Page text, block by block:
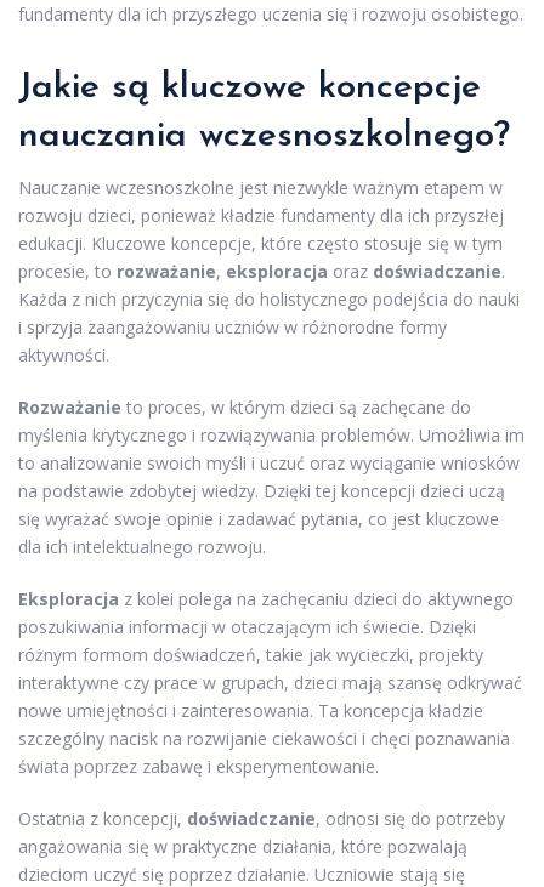
fundamenty dla ich przyszłego uczenia się i rozwoju osobistego.
Jakie są kluczowe koncepcje
nauczania wczesnoszkolnego?
Nauczanie wczesnoszkolne jest niezwykle ważnym etapem w
rozwoju dzieci, ponieważ kładzie fundamenty dla ich przyszłej
edukacji. Kluczowe koncepcje, które często stosuje się w tym
procesie, to rozważanie, eksploracja oraz doświadczanie.
Każda z nich przyczynia się do holistycznego podejścia do nauki
i sprzyja zaangażowaniu uczniów w różnorodne formy
aktywności.
Rozważanie to proces, w którym dzieci są zachęcane do
myślenia krytycznego i rozwiązywania problemów. Umożliwia im
to analizowanie swoich myśli i uczuć oraz wyciąganie wniosków
na podstawie zdobytej wiedzy. Dzięki tej koncepcji dzieci uczą
się wyrażać swoje opinie i zadawać pytania, co jest kluczowe
dla ich intelektualnego rozwoju.
Eksploracja z kolei polega na zachęcaniu dzieci do aktywnego
poszukiwania informacji w otaczającym ich świecie. Dzięki
różnym formom doświadczeń, takie jak wycieczki, projekty
interaktywne czy prace w grupach, dzieci mają szansę odkrywać
nowe umiejętności i zainteresowania. Ta koncepcja kładzie
szczególny nacisk na rozwijanie ciekawości i chęci poznawania
świata poprzez zabawę i eksperymentowanie.
Ostatnia z koncepcji, doświadczanie, odnosi się do potrzeby
angażowania się w praktyczne działania, które pozwalają
dzieciom uczyć się poprzez działanie. Uczniowie stają się